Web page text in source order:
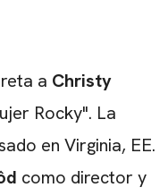
a Christy
Rocky". La
en Virginia, EE.
como director y